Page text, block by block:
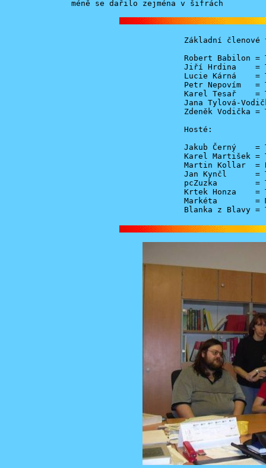
Základní členové
Robert Babilon =
Jiří Hrdina    =
Lucie Kárná    =
Petr Nepovím   =
Karel Tesař    =
Jana Tylová-
Zdeněk Vodička
Hosté:
Jakub Černý    =
Karel Martišek =
Martin Kollar  =
Jan Kynčl      =
pcZuzka        =
Krtek Honza    =
Markéta        =